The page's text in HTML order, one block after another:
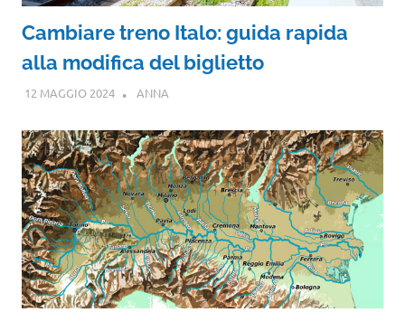
Cambiare treno Italo: guida rapida
alla modifica del biglietto
12 MAGGIO 2024 ANNA